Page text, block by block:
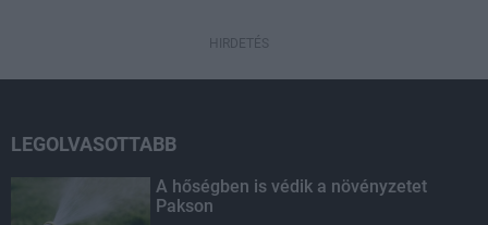
HIRDETÉS
LEGOLVASOTTABB
A hőségben is védik a növényzetet
Pakson